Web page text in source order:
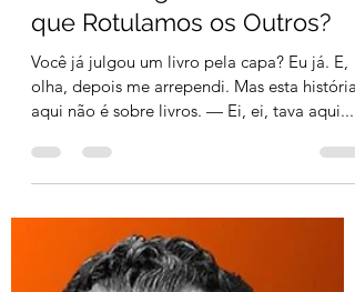
Alessander Raker Stehling
3 min de leitura
A Psicologia por Trás dos
Nossos Julgamentos: Por
que Rotulamos os Outros?
olha, depois me arrependi. Mas esta história
aqui não é sobre livros. — Ei, ei, tava aqui...